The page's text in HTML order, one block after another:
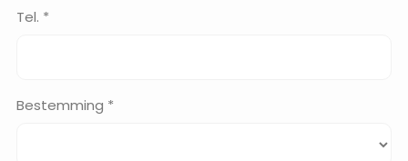
Tel. *
Bestemming *